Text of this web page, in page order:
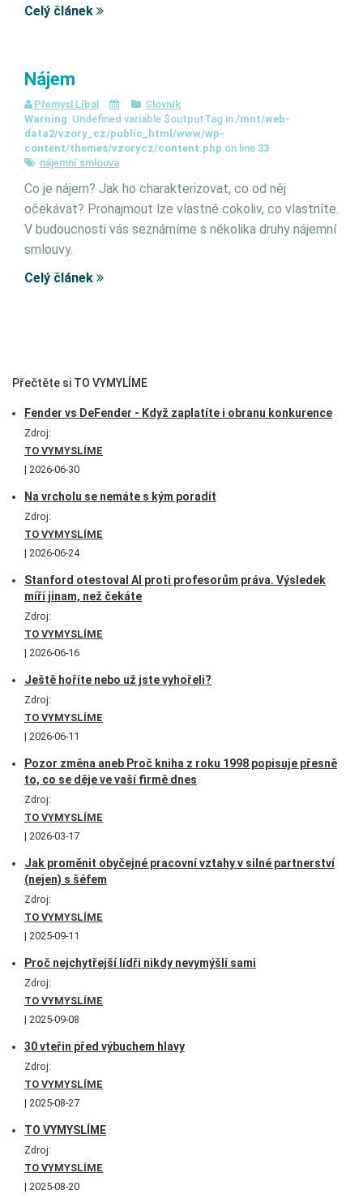
Celý článek
Nájem
Přemysl Líbal
Slovník
Warning: Undefined variable $outputTag in /mnt/web-
data2/vzory_cz/public_html/www/wp-
content/themes/vzorycz/content.php on line 33
nájemní smlouva
Co je nájem? Jak ho charakterizovat, co od něj
očekávat? Pronajmout lze vlastně cokoliv, co vlastníte.
V budoucnosti vás seznámíme s několika druhy nájemní
smlouvy.
Celý článek
Přečtěte si TO VYMYLÍME
Fender vs DeFender - Když zaplatíte i obranu konkurence
Zdroj:
TO VYMYSLÍME
2026-06-30
Na vrcholu se nemáte s kým poradit
Zdroj:
TO VYMYSLÍME
2026-06-24
Stanford otestoval AI proti profesorům práva. Výsledek
míří jinam, než čekáte
Zdroj:
TO VYMYSLÍME
2026-06-16
Ještě hoříte nebo už jste vyhořeli?
Zdroj:
TO VYMYSLÍME
2026-06-11
Pozor změna aneb Proč kniha z roku 1998 popisuje přesně
to, co se děje ve vaší firmě dnes
Zdroj:
TO VYMYSLÍME
2026-03-17
Jak proměnit obyčejné pracovní vztahy v silné partnerství
(nejen) s šéfem
Zdroj:
TO VYMYSLÍME
2025-09-11
Proč nejchytřejší lídři nikdy nevymýšlí sami
Zdroj:
TO VYMYSLÍME
2025-09-08
30 vteřin před výbuchem hlavy
Zdroj:
TO VYMYSLÍME
2025-08-27
TO VYMYSLÍME
Zdroj:
TO VYMYSLÍME
2025-08-20